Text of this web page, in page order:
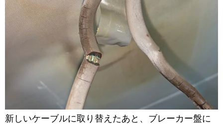
新しいケーブルに取り替えたあと、ブレーカー盤に